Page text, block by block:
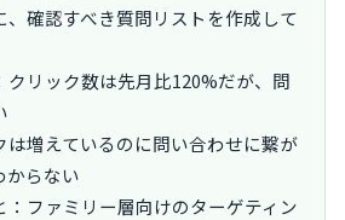
確認すべき質問リストを作成して
クリック数は先月比120%だが、問
は増えているのに問い合わせに繋が
からない
：ファミリー層向けのターゲティン